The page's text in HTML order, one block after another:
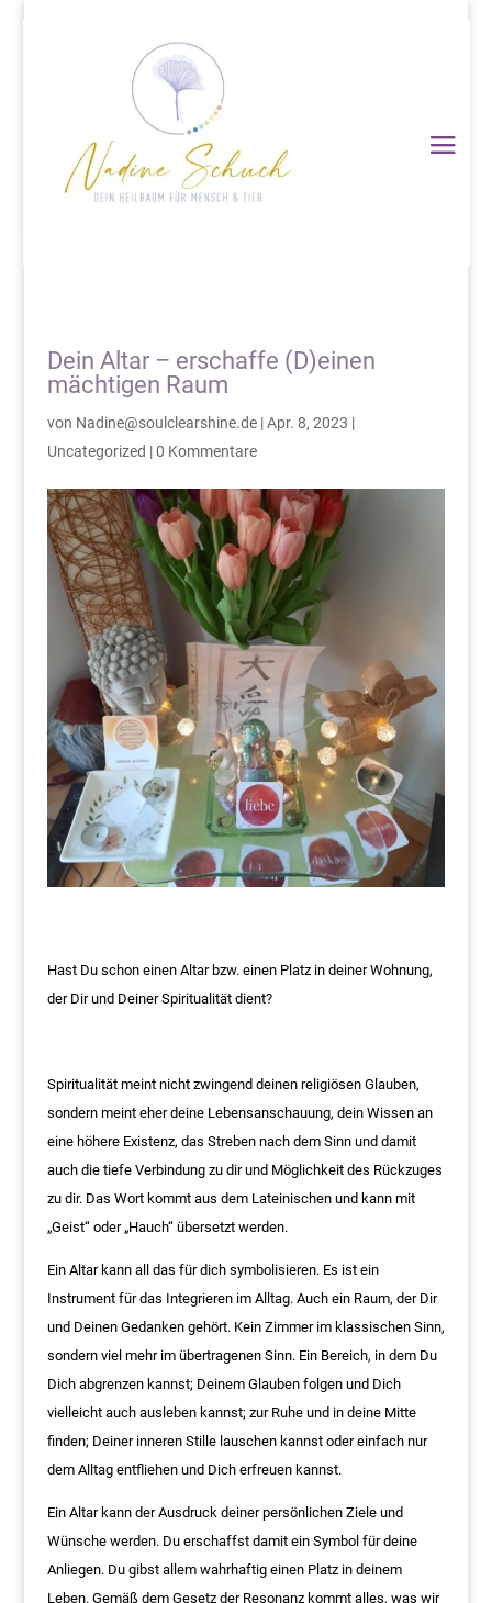
Dein Altar – erschaffe (D)einen
mächtigen Raum
von Nadine@soulclearshine.de|Apr. 8, 2023 |
Uncategorized |0 Kommentare
Hast Du schon einen Altar bzw. einen Platz in deiner Wohnung,
der Dir und Deiner Spiritualität dient?
Spiritualität meint nicht zwingend deinen religiösen Glauben,
sondern meint eher deine Lebensanschauung, dein Wissen an
eine höhere Existenz, das Streben nach dem Sinn und damit
auch die tiefe Verbindung zu dir und Möglichkeit des Rückzuges
zu dir. Das Wort kommt aus dem Lateinischen und kann mit
„Geist“ oder „Hauch“ übersetzt werden.
Ein Altar kann all das für dich symbolisieren. Es ist ein
Instrument für das Integrieren im Alltag. Auch ein Raum, der Dir
und Deinen Gedanken gehört. Kein Zimmer im klassischen Sinn,
sondern viel mehr im übertragenen Sinn. Ein Bereich, in dem Du
Dich abgrenzen kannst; Deinem Glauben folgen und Dich
vielleicht auch ausleben kannst; zur Ruhe und in deine Mitte
finden; Deiner inneren Stille lauschen kannst oder einfach nur
dem Alltag entfliehen und Dich erfreuen kannst.
Ein Altar kann der Ausdruck deiner persönlichen Ziele und
Wünsche werden. Du erschaffst damit ein Symbol für deine
Anliegen. Du gibst allem wahrhaftig einen Platz in deinem
Leben. Gemäß dem Gesetz der Resonanz kommt alles, was wir